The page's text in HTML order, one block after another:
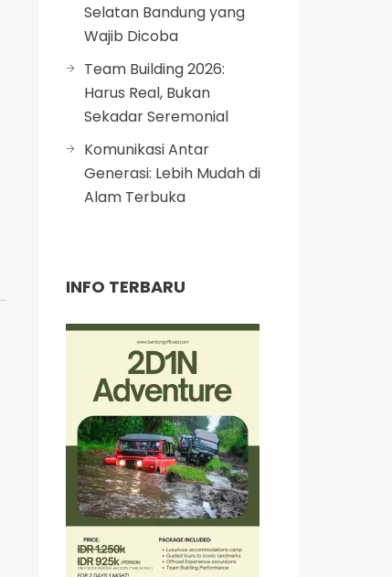
Selatan Bandung yang
Wajib Dicoba
Team Building 2026:
Harus Real, Bukan
Sekadar Seremonial
Komunikasi Antar
Generasi: Lebih Mudah di
Alam Terbuka
INFO TERBARU